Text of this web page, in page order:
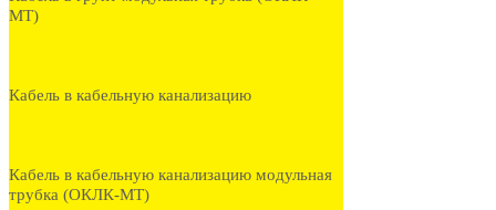
МТ)
Кабель в кабельную канализацию
Кабель в кабельную канализацию модульная
трубка (ОКЛК-МТ)